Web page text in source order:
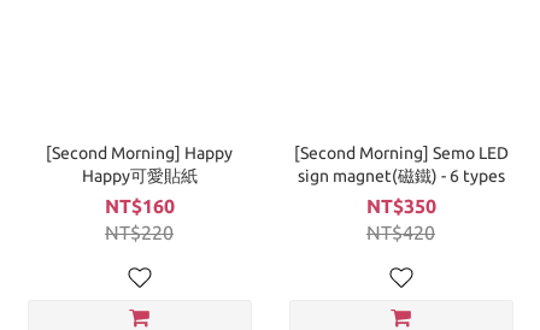
[Second Morning] Happy
Happy可愛貼紙
NT$160
NT$220
[Second Morning] Semo LED
sign magnet(磁鐵) - 6 types
NT$350
NT$420